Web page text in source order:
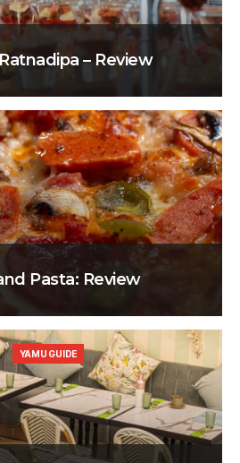
– Review
Pasta: Review
YAMU GUIDE